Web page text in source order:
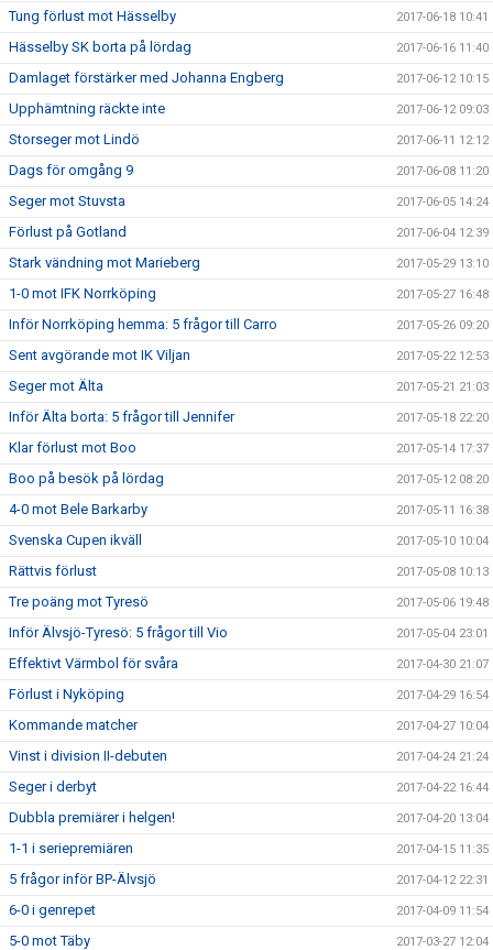
Tung förlust mot Hässelby 2017-06-18 10:41
Hässelby SK borta på lördag 2017-06-16 11:40
Damlaget förstärker med Johanna Engberg 2017-06-12 10:15
Upphämtning räckte inte 2017-06-12 09:03
Storseger mot Lindö 2017-06-11 12:12
Dags för omgång 9 2017-06-08 11:20
Seger mot Stuvsta 2017-06-05 14:24
Förlust på Gotland 2017-06-04 12:39
Stark vändning mot Marieberg 2017-05-29 13:10
1-0 mot IFK Norrköping 2017-05-27 16:48
Inför Norrköping hemma: 5 frågor till Carro 2017-05-26 09:20
Sent avgörande mot IK Viljan 2017-05-22 12:53
Seger mot Älta 2017-05-21 21:03
Inför Älta borta: 5 frågor till Jennifer 2017-05-18 22:20
Klar förlust mot Boo 2017-05-14 17:37
Boo på besök på lördag 2017-05-12 08:20
4-0 mot Bele Barkarby 2017-05-11 16:38
Svenska Cupen ikväll 2017-05-10 10:04
Rättvis förlust 2017-05-08 10:13
Tre poäng mot Tyresö 2017-05-06 19:48
Inför Älvsjö-Tyresö: 5 frågor till Vio 2017-05-04 23:01
Effektivt Värmbol för svåra 2017-04-30 21:07
Förlust i Nyköping 2017-04-29 16:54
Kommande matcher 2017-04-27 10:04
Vinst i division II-debuten 2017-04-24 21:24
Seger i derbyt 2017-04-22 16:44
Dubbla premiärer i helgen! 2017-04-20 13:04
1-1 i seriepremiären 2017-04-15 11:35
5 frågor inför BP-Älvsjö 2017-04-12 22:31
6-0 i genrepet 2017-04-09 11:54
5-0 mot Täby 2017-03-27 12:04